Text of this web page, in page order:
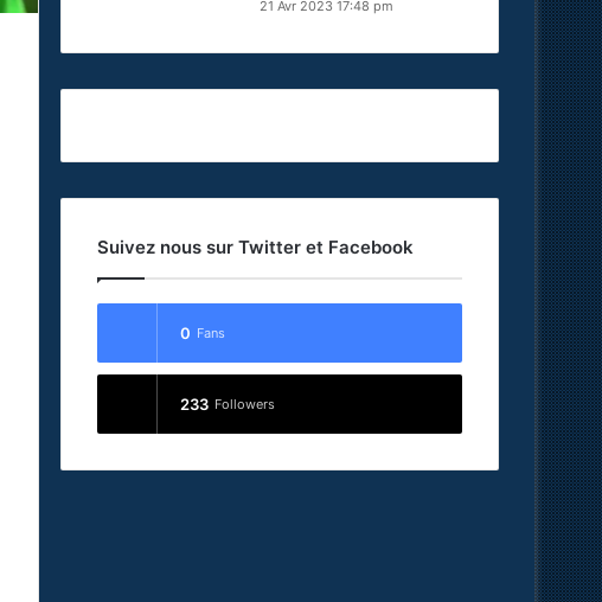
21 Avr 2023 17:48 pm
Suivez nous sur Twitter et Facebook
0 Fans
233 Followers